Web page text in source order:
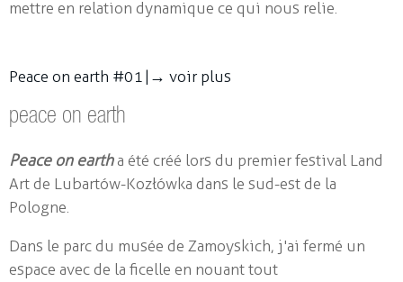
mettre en relation dynamique ce qui nous relie.
Peace on earth #01 | → voir plus
peace on earth
Peace on earth a été créé lors du premier festival Land
Art de Lubartów-Kozłówka dans le sud-est de la
Pologne.
Dans le parc du musée de Zamoyskich, j'ai fermé un
espace avec de la ficelle en nouant tout